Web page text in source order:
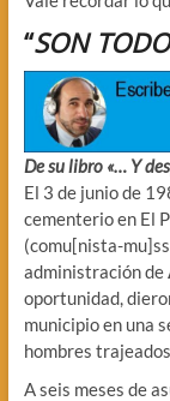
“SON
De su libro «… Y
El 3 de junio de
cementerio en El
(comu[nista-
administración de
oportunidad,
municipio en una
hombres
A seis meses de